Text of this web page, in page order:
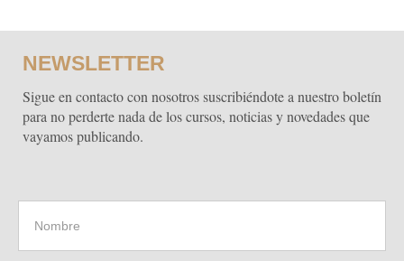
NEWSLETTER
Sigue en contacto con nosotros suscribiéndote a nuestro boletín
para no perderte nada de los cursos, noticias y novedades que
vayamos publicando.